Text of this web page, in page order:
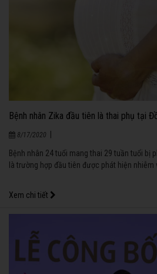
Bệnh nhân Zika đầu tiên là thai phụ tại
8/17/2020 |
Bệnh nhân 24 tuổi mang thai 29 tuần tuổi bị
là trường hợp đầu tiên được phát hiện nhiễm
Xem chi tiết